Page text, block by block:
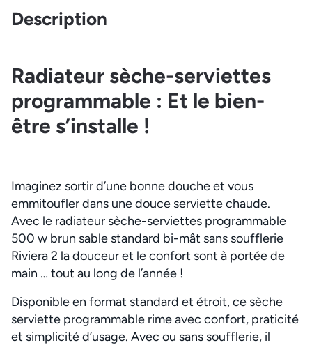
Description
Radiateur sèche-serviettes
programmable : Et le bien-
être s’installe !
Imaginez sortir d’une bonne douche et vous
emmitoufler dans une douce serviette chaude.
Avec le radiateur sèche-serviettes programmable
500 w brun sable standard bi-mât sans soufflerie
Riviera 2 la douceur et le confort sont à portée de
main … tout au long de l’année !
Disponible en format standard et étroit, ce sèche
serviette programmable rime avec confort, praticité
et simplicité d’usage. Avec ou sans soufflerie, il